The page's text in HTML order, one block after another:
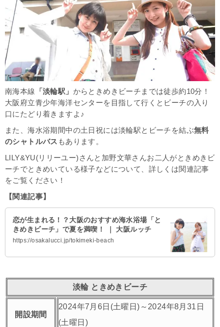
南海本線 「淡輪駅」 からときめきビーチまでは徒歩約10分！
大阪府立青少年海洋センターを目指して行くとビーチの入り
口にたどり着きますよ♪
また、海水浴期間中の土日祝には淡輪駅とビーチを結ぶ無料
のシャトルバス もあります。
LILY&YU(リリーユー)さんと加野文華さんお二人がときめきビ
ーチでときめいている様子などについて、詳しくは関連記事
をご覧ください！
【関連記事】
恋が生まれる！？大阪のおすすめ海水浴場「と
きめきビーチ」で夏を満喫！ ｜ 大阪ルッチ
https://osakalucci.jp/tokimeki-beach
淡輪 ときめきビーチ
開設期間
2024年7月6日(土曜日)～2024年8月31日
(土曜日)